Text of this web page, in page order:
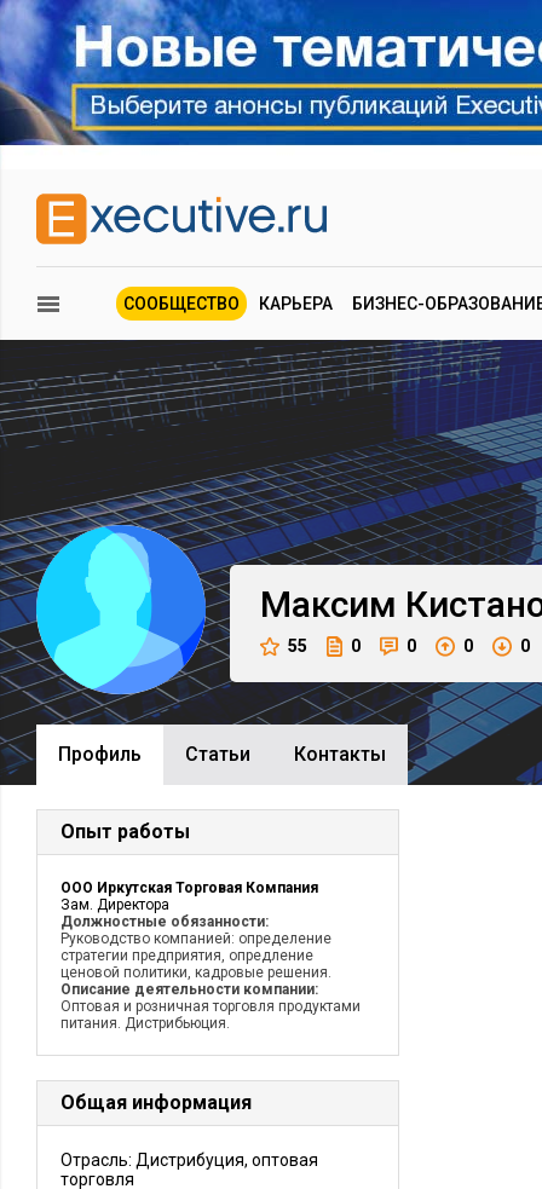
СООБЩЕСТВО КАРЬЕРА БИЗНЕС-
Максим
55 0 0 0 0
Профиль Cтатьи Контакты
Опыт работы
ООО Иркутская Торговая Компания
Зам. Директора
Должностные обязанности:
Руководство компанией: определение
стратегии предприятия, опредление
ценовой политики, кадровые решения.
Описание деятельности компании:
Оптовая и розничная торговля продуктами
питания. Дистрибьюция.
Общая информация
Отрасль: Дистрибуция, оптовая
торговля